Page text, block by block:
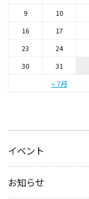
« 7月
9
10
16
17
23
24
30
31
イベント
お知らせ